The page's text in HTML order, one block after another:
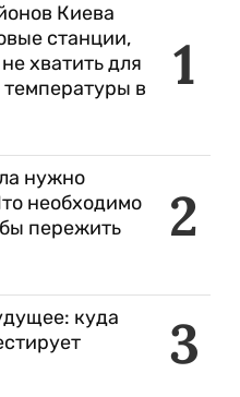
1
Киева
станции,
хватить для
в
2
нужно
необходимо
пережить
3
куда